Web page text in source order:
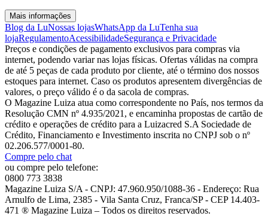
Mais informações
Blog da LuNossas lojasWhatsApp da LuTenha sua
lojaRegulamentoAcessibilidadeSegurança e Privacidade
Preços e condições de pagamento exclusivos para compras via
internet, podendo variar nas lojas físicas. Ofertas válidas na compra
de até 5 peças de cada produto por cliente, até o término dos nossos
estoques para internet. Caso os produtos apresentem divergências de
valores, o preço válido é o da sacola de compras.
O Magazine Luiza atua como correspondente no País, nos termos da
Resolução CMN nº 4.935/2021, e encaminha propostas de cartão de
crédito e operações de crédito para a Luizacred S.A Sociedade de
Crédito, Financiamento e Investimento inscrita no CNPJ sob o nº
02.206.577/0001-80.
Compre pelo chat
ou compre pelo telefone:
0800 773 3838
Magazine Luiza S/A - CNPJ: 47.960.950/1088-36 - Endereço: Rua
Arnulfo de Lima, 2385 - Vila Santa Cruz, Franca/SP - CEP 14.403-
471 ® Magazine Luiza – Todos os direitos reservados.